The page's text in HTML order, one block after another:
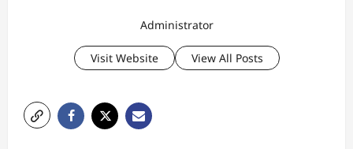
Administrator
Visit Website View All Posts